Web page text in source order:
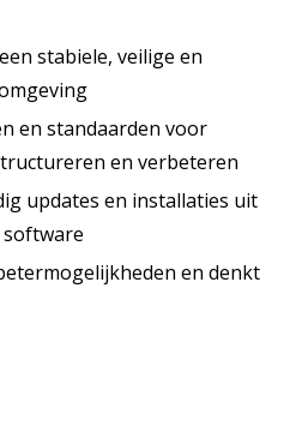
stabiele, veilige en
en standaarden voor
en verbeteren
updates en installaties uit
en denkt